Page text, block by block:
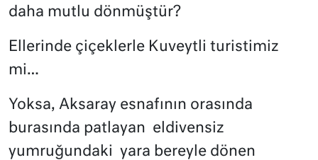
daha mutlu dönmüştür?
Ellerinde çiçeklerle Kuveytli turistimiz
mi…
Yoksa, Aksaray esnafının orasında
burasında patlayan eldivensiz
yumruğundaki yara bereyle dönen